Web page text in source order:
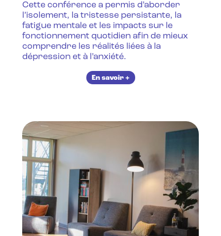
Cette conférence a permis d’aborder
l’isolement, la tristesse persistante, la
fatigue mentale et les impacts sur le
fonctionnement quotidien afin de mieux
comprendre les réalités liées à la
dépression et à l’anxiété.‍
En savoir +